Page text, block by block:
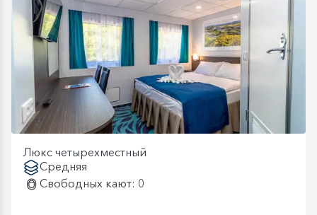
Люкс четырехместный
Средняя
Свободных кают: 0